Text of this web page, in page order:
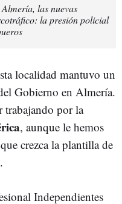
las nuevas
la presión policial
localidad mantuvo un
Gobierno en Almería.
trabajando por la
, aunque le hemos
crezca la plantilla de
Independientes